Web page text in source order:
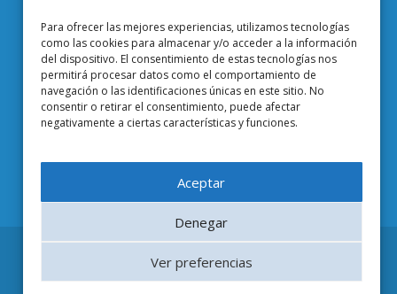
Para ofrecer las mejores experiencias, utilizamos tecnologías
como las cookies para almacenar y/o acceder a la información
del dispositivo. El consentimiento de estas tecnologías nos
permitirá procesar datos como el comportamiento de
navegación o las identificaciones únicas en este sitio. No
consentir o retirar el consentimiento, puede afectar
negativamente a ciertas características y funciones.
Aceptar
Denegar
Ver preferencias
Baldiri i Reixac, 4-8, 08028 Barcelona
93 403 37 23
 Email EuropeG
© 2019 EuropeG. All Rights Reserved | Design by